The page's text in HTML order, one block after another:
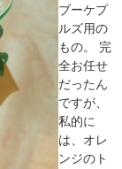
ブーケプ
ルズ用の
もの。 完
全お任せ
だったん
ですが、
私的に
は、オレ
ンジのト